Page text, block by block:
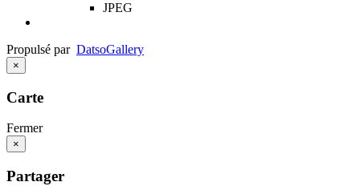
JPEG
Propulsé par DatsoGallery
×
Carte
Fermer
×
Partager